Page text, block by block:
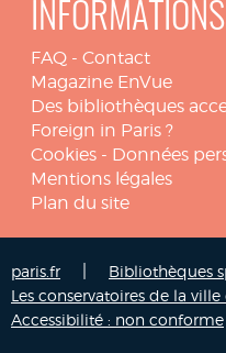
INFORMATIONS
FAQ - Contact
Magazine EnVue
Des bibliothèques
Foreign in Paris ?
Cookies - Données
Mentions légales
Plan du site
paris.fr Bibliothèques
Les conservatoires de la ville
Accessibilité : non conforme